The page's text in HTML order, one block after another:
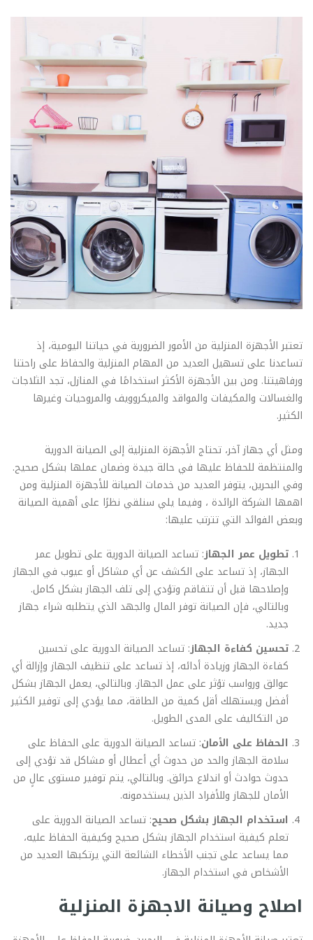
من المهارات والصفات التي تجعله قادرًا على تقديم خدمة
عالية الجودة للعملاء، ومن أهم هذه المهارات والصفات: 1-
المعرفة الفنية: يجب أن يكون لدى فني تصليح الثلاجات
معرفة تفصيلية بأنواع الثلاجات وتركيباتها وطرق عملها،
حيث تساعده هذه المعرفة في تشخيص المشاكل
وإصلاحها بدقة وفعالية. 2- المهارة الفنية: يجب أن يتمتع
فني تصليح الثلاجات بالمهارات الفنية اللازمة لإصلاح
المشاكل التي تواجه الثلاجات، وتشمل هذه المهارات القدرة
على استخدام الأدوات اللازمة وإجراء الاختبارات اللازمة
للتأكد من سلامة الثلاجة بعد الإصلاح. 3- الاتصال والتواصل:
يجب أن يكون لدى فني تصليح الثلاجات القدرة على التواصل
مع العملاء بشكل جيد، حيث يتعامل مع العديد من العملاء
يوميًا، ويجب عليه التعامل معهم بصورة احترافية وتوضيح
المشاكل بشكل واضح وإجابة أسئلتهم بدقة. 4- الخبرة:
تعتبر الخبرة في مجال تصليح الثلاجات عاملاً مهمًا في
تقديم خدمة عالية الجودة للعملاء، حيث يتعرف الفني على
مجال الإصلاح. 5- الالتزام: يجب أن يكون لدى فني تصليح
الثلاجات الالتزام بالمواعيد والمواصفات، حيث يعتمد العملاء
على الفني لإصلاح ثلاجاتهم في أسرع وقت ممكن، وبأفضل
جودة ممكنة. يتميز فني تصليح الثلاجات فى sitename
بالقدرة على تحمل ضغط العمل والعمل تحت الضغط
اختيار فني متخصص ومحترف في هذا المجال لضمان
الحصول على خدمة عالية الجودة وإصلاح فعال للثلاجة.
تعتبر الأجهزة المنزلية من الأمور الضرورية في حياتنا اليومية، إذ
تساعدنا على تسهيل العديد من المهام المنزلية والحفاظ على راحتنا
ورفاهيتنا. ومن بين الأجهزة الأكثر استخدامًا في المنازل، تجد الثلاجات
والغسالات والمكيفات والمواقد والميكروويف والمروحيات وغيرها
الكثير.
ومثل أي جهاز آخر، تحتاج الأجهزة المنزلية إلى الصيانة الدورية
والمنتظمة للحفاظ عليها في حالة جيدة وضمان عملها بشكل صحيح.
وفي البحرين، يتوفر العديد من خدمات الصيانة للأجهزة المنزلية ومن
اهمها الشركة الرائدة ، وفيما يلي سنلقي نظرًا على أهمية الصيانة
وبعض الفوائد التي تترتب عليها:
تطويل عمر الجهاز: تساعد الصيانة الدورية على تطويل عمر
الجهاز، إذ تساعد على الكشف عن أي مشاكل أو عيوب في الجهاز
وإصلاحها قبل أن تتفاقم وتؤدي إلى تلف الجهاز بشكل كامل.
وبالتالي، فإن الصيانة توفر المال والجهد الذي يتطلبه شراء جهاز
جديد.
تحسين كفاءة الجهاز: تساعد الصيانة الدورية على تحسين
كفاءة الجهاز وزيادة أدائه، إذ تساعد على تنظيف الجهاز وإزالة أي
عوالق ورواسب تؤثر على عمل الجهاز. وبالتالي، يعمل الجهاز بشكل
أفضل ويستهلك أقل كمية من الطاقة، مما يؤدي إلى توفير الكثير
من التكاليف على المدى الطويل.
الحفاظ على الأمان: تساعد الصيانة الدورية على الحفاظ على
سلامة الجهاز والحد من حدوث أي أعطال أو مشاكل قد تؤدي إلى
حدوث حوادث أو اندلاع حرائق. وبالتالي، يتم توفير مستوى عالٍ من
الأمان للجهاز وللأفراد الذين يستخدمونه.
استخدام الجهاز بشكل صحيح: تساعد الصيانة الدورية على
تعلم كيفية استخدام الجهاز بشكل صحيح وكيفية الحفاظ عليه،
مما يساعد على تجنب الأخطاء الشائعة التي يرتكبها العديد من
الأشخاص في استخدام الجهاز.
اصلاح وصيانة الاجهزة المنزلية